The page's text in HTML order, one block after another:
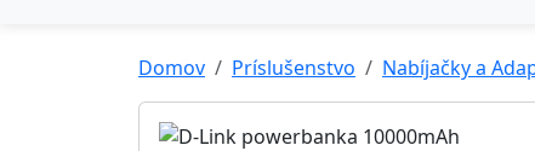
Domov Príslušenstvo Nabíjačky a